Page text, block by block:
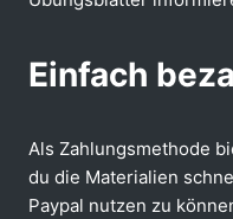
Einfach
Als Zahlungsmethode
du die Materialien
Paypal nutzen zu